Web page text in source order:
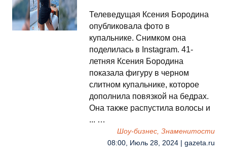
Телеведущая Ксения Бородина
опубликовала фото в
купальнике. Снимком она
поделилась в Instagram. 41-
летняя Ксения Бородина
показала фигуру в черном
слитном купальнике, которое
дополнила повязкой на бедрах.
Она также распустила волосы и
... …
Шоу-бизнес, Знаменитости
08:00, Июль 28, 2024 | gazeta.ru